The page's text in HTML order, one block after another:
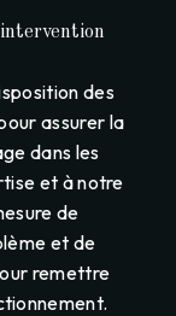
des
assurer la
dans les
et à notre
de
et de
remettre